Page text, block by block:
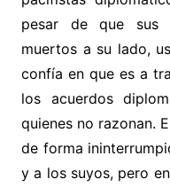
pesar de que sus
muertos a su lado,
confía en que es a
los acuerdos
quienes no razonan.
de forma
y a los suyos, pero